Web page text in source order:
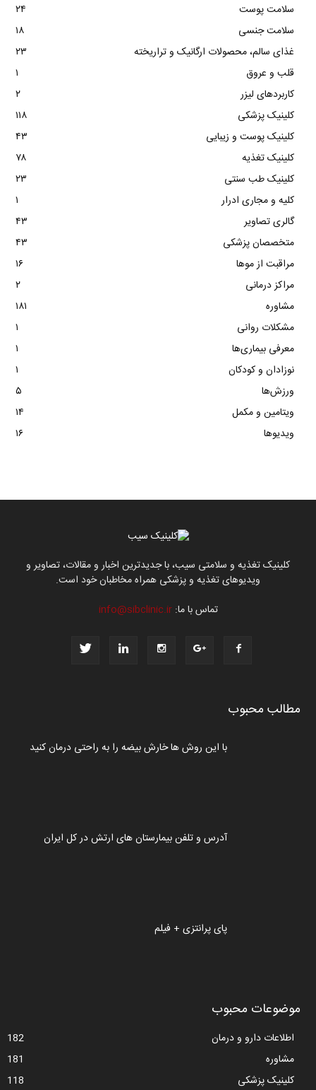
سلامت پوست
۲۴
سلامت جنسی
۱۸
غذای سالم، محصولات ارگانیک و تراریخته
۲۳
قلب و عروق
۱
کاربردهای لیزر
۲
کلینیک پزشکی
۱۱۸
کلینیک پوست و زیبایی
۴۳
کلینیک تغذیه
۷۸
کلینیک طب سنتی
۲۳
کلیه و مجاری ادرار
۱
گالری تصاویر
۴۳
متخصصان پزشکی
۴۳
مراقبت از موها
۱۶
مراکز درمانی
۲
مشاوره
۱۸۱
مشکلات روانی
۱
معرفی بیماری‌ها
۱
نوزادان و کودکان
۱
ورزش‌ها
۵
ویتامین و مکمل
۱۴
ویدیوها
۱۶
کلینیک تغذیه و سلامتی سیب، با جدیدترین اخبار و مقالات، تصاویر و
ویدیوهای تغذیه و پزشکی همراه مخاطبان خود است.
تماس با ما:info@sibclinic.ir
مطالب محبوب
با این روش ها خارش بیضه را به راحتی درمان کنید
آدرس و تلفن بیمارستان های ارتش در کل ایران
پای پرانتزی + فیلم
موضوعات محبوب
اطلاعات دارو و درمان
182
مشاوره
181
کلینیک پزشکی
118